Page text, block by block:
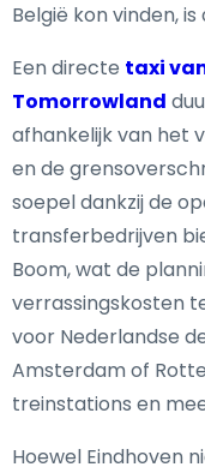
België kon vinden,
Een directe taxi
Tomorrowland
afhankelijk van het
en de
soepel dankzij de
transferbedrijven
Boom, wat de
verrassingskosten
voor Nederlandse
Amsterdam of
treinstations en
Hoewel Eindhoven